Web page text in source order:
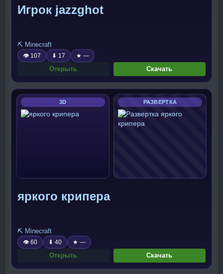
Игрок jazzghot
⛏️ Minecraft
👁 107 ⬇ 17 ★ —
Открыть Скачать
3D РАЗВЕРТКА
яркого крипера
⛏️ Minecraft
👁 60 ⬇ 40 ★ —
Открыть Скачать